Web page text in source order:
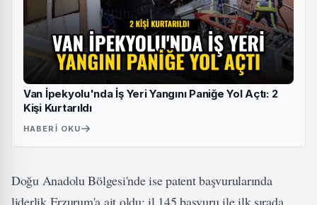
Van İpekyolu'nda İş Yeri Yangını Paniğe Yol Açtı: 2
Kişi Kurtarıldı
HABERI OKU
Doğu Anadolu Bölgesi'nde ise patent başvurularında
liderlik Erzurum'a ait oldu; il 145 başvuru ile ilk sırada